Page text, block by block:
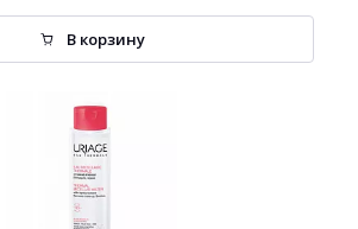
В корзину